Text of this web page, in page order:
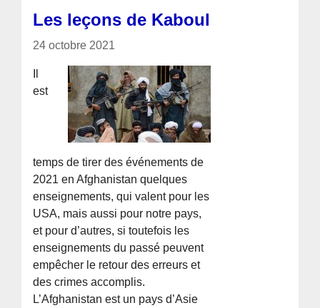
Les leçons de Kaboul
24 octobre 2021
est
temps de tirer des événements de
2021 en Afghanistan quelques
enseignements, qui valent pour les
USA, mais aussi pour notre pays,
et pour d’autres, si toutefois les
enseignements du passé peuvent
empêcher le retour des erreurs et
des crimes accomplis.
L’Afghanistan est un pays d’Asie